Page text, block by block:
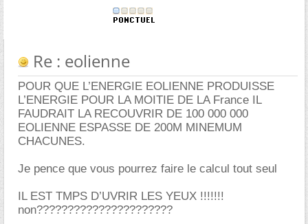
Re : eolienne
POUR QUE L’ENERGIE EOLIENNE PRODUISSE
L’ENERGIE POUR LA MOITIE DE LA France IL
FAUDRAIT LA RECOUVRIR DE 100 000 000
EOLIENNE ESPASSE DE 200M MINEMUM
CHACUNES.
Je pence que vous pourrez faire le calcul tout seul
IL EST TMPS D’UVRIR LES YEUX !!!!!!!
non??????????????????????